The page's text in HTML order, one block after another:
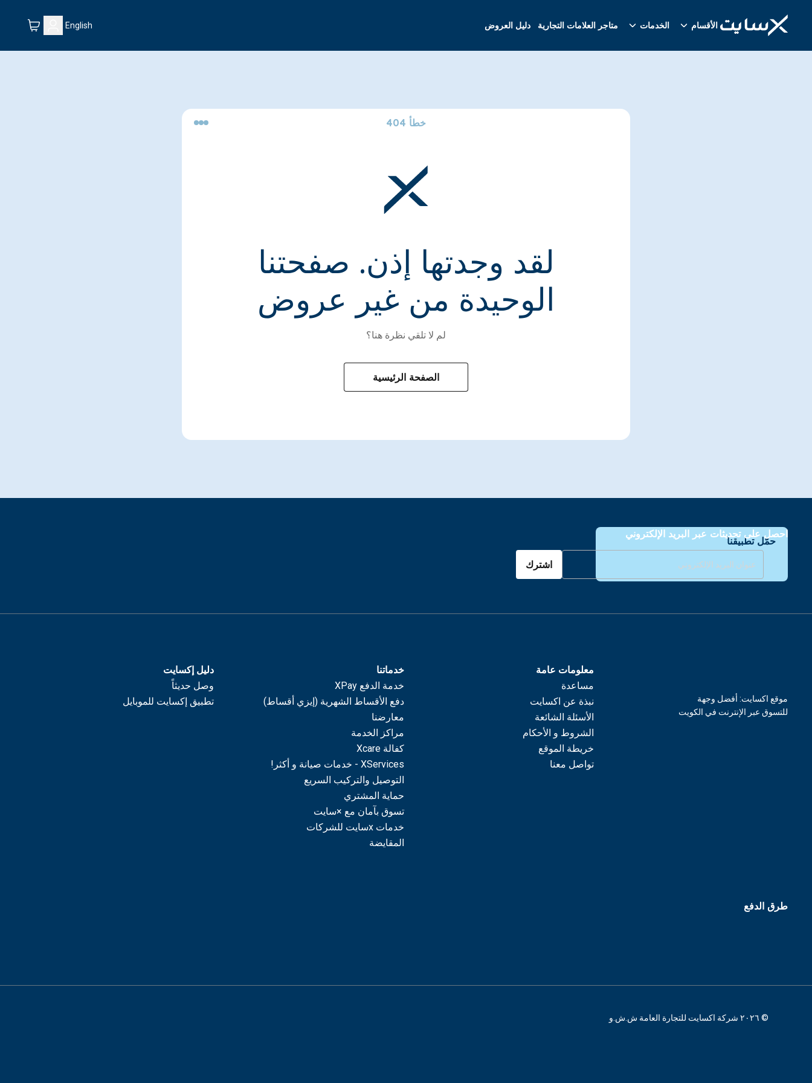
الأقسام الخدمات متاجر العلامات التجارية دليل العروض English
خطأ 404
لقد وجدتها إذن. صفحتنا
الوحيدة من غير عروض
لم لا تلقي نظرة هنا؟
الصفحة الرئيسية
حمّل تطبيقنا
احصل على تحديثات عبر البريد الإلكتروني
اشترك
معلومات عامة
مساعدة
نبذة عن اكسايت
الأسئلة الشائعة
الشروط و الأحكام
خريطة الموقع
تواصل معنا
خدماتنا
خدمة الدفع XPay
دفع الأقساط الشهرية (إيزي أقساط)
معارضنا
مراكز الخدمة
كفالة Xcare
XServices - خدمات صيانة و أكثر!
التوصيل والتركيب السريع
حماية المشتري
تسوق بآمان مع ×سايت
خدمات xسايت للشركات
المقايضة
دليل إكسايت
وصل حديثاً
تطبيق إكسايت للموبايل
موقع اكسايت: أفضل وجهة
للتسوق عبر الإنترنت في الكويت
طرق الدفع
© ٢٠٢٦ شركة اكسايت للتجارة العامة ش.ش.و